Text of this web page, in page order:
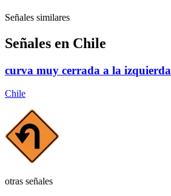
Señales similares
Señales en Chile
curva muy cerrada a la izquierda
Chile
otras señales